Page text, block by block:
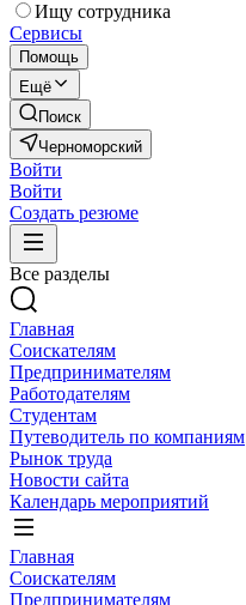
Ищу сотрудника
Сервисы
Помощь
Ещё
Поиск
Черноморский
Войти
Войти
Создать резюме
Все разделы
Главная
Соискателям
Предпринимателям
Работодателям
Студентам
Путеводитель по компаниям
Рынок труда
Новости сайта
Календарь мероприятий
Главная
Соискателям
Предпринимателям